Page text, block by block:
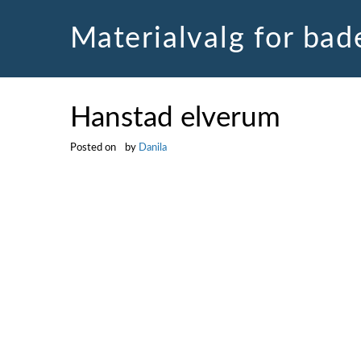
Materialvalg for
Hanstad elverum
Posted on by Danila